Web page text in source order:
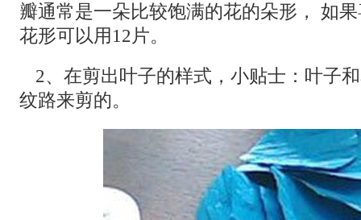
瓣通常是一朵比较饱满的花的朵形， 如
花形可以用12片。
2、在剪出叶子的样式，小贴士：叶子
纹路来剪的。